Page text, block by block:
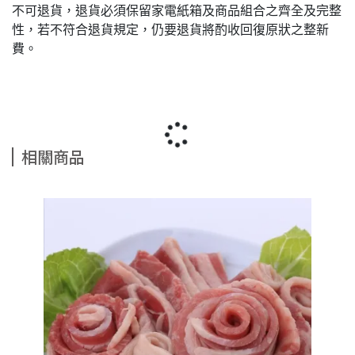
不可退貨，退貨必須保留家電紙箱及商品組合之齊全及完整
性，若不符合退貨規定，仍要退貨將酌收回復原狀之整新
費。
相關商品